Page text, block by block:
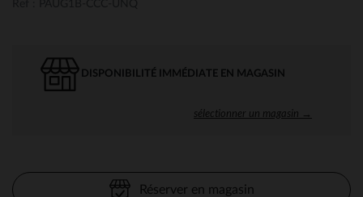
DISPONIBILITÉ IMMÉDIATE EN MAGASIN
sélectionner un magasin →
Réserver en magasin